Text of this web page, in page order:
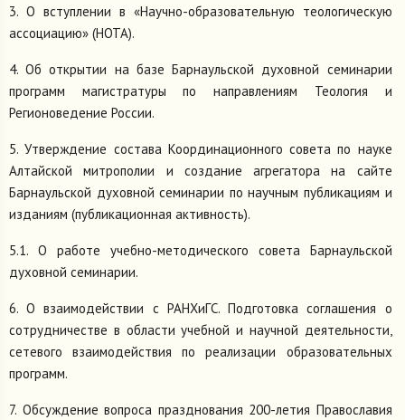
3. О вступлении в «Научно-образовательную теологическую
ассоциацию» (НОТА).
4. Об открытии на базе Барнаульской духовной семинарии
программ магистратуры по направлениям Теология и
Регионоведение России.
5. Утверждение состава Координационного совета по науке
Алтайской митрополии и создание агрегатора на сайте
Барнаульской духовной семинарии по научным публикациям и
изданиям (публикационная активность).
5.1. О работе учебно-методического совета Барнаульской
духовной семинарии.
6. О взаимодействии с РАНХиГС. Подготовка соглашения о
сотрудничестве в области учебной и научной деятельности,
сетевого взаимодействия по реализации образовательных
программ.
7. Обсуждение вопроса празднования 200-летия Православия